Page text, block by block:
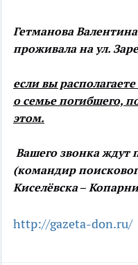
Гетманова
проживала на ул.
если вы
о семье погибшего,
этом.
Вашего звонка ждут
(командир
Киселёвска –
http://gazeta-don.ru/